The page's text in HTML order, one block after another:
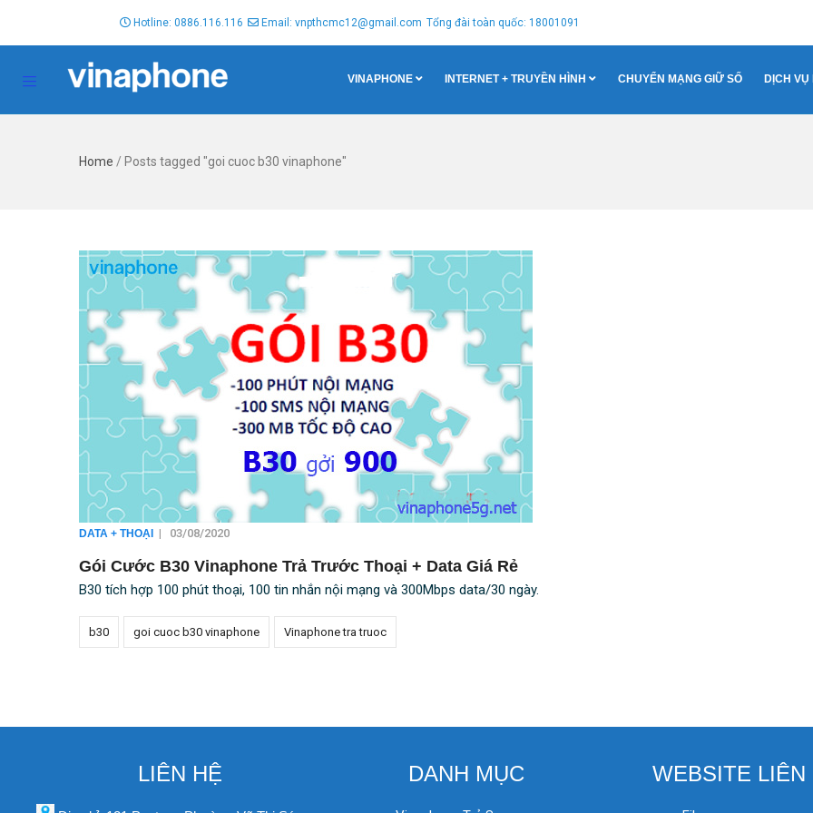
Hotline: 0886.116.116 Email: vnpthcmc12@gmail.com Tổng đài toàn quốc: 18001091
VINAPHONE INTERNET + TRUYỀN HÌNH CHUYỂN MẠNG GIỮ SỐ DỊCH
Home / Posts tagged "goi cuoc b30 vinaphone"
DATA + THOẠI | 03/08/2020
Gói Cước B30 Vinaphone Trả Trước Thoại + Data Giá Rẻ
B30 tích hợp 100 phút thoại, 100 tin nhắn nội mạng và 300Mbps data/30 ngày.
b30 goi cuoc b30 vinaphone Vinaphone tra truoc
LIÊN HỆ DANH MỤC WEBSITE LIÊN